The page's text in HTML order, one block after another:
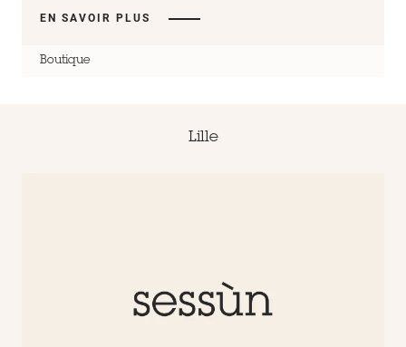
EN SAVOIR PLUS
Boutique
Lille